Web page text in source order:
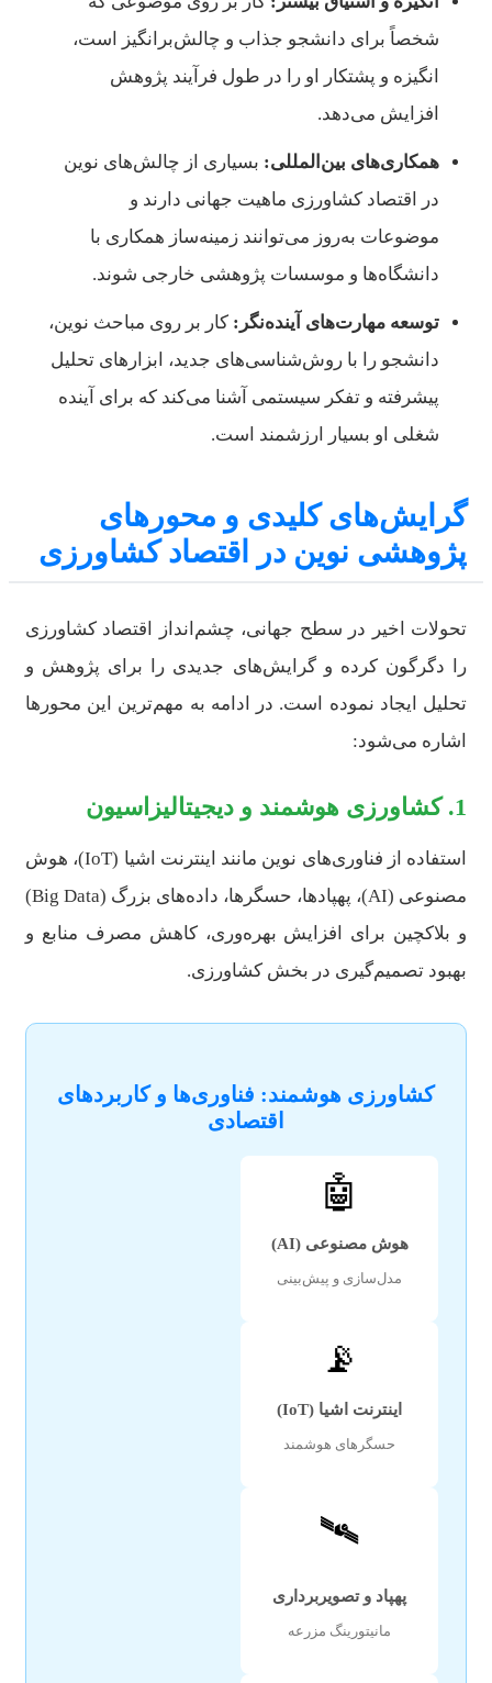
شخصاً برای دانشجو جذاب و چالش‌برانگیز است،
انگیزه و پشتکار او را در طول فرآیند پژوهش
افزایش می‌دهد.
همکاری‌های بین‌المللی: بسیاری از چالش‌های نوین
در اقتصاد کشاورزی ماهیت جهانی دارند و
موضوعات به‌روز می‌توانند زمینه‌ساز همکاری با
دانشگاه‌ها و موسسات پژوهشی خارجی شوند.
توسعه مهارت‌های آینده‌نگر: کار بر روی مباحث نوین،
دانشجو را با روش‌شناسی‌های جدید، ابزارهای تحلیل
پیشرفته و تفکر سیستمی آشنا می‌کند که برای آینده
شغلی او بسیار ارزشمند است.
گرایش‌های کلیدی و محورهای
پژوهشی نوین در اقتصاد کشاورزی
تحولات اخیر در سطح جهانی، چشم‌انداز اقتصاد کشاورزی
را دگرگون کرده و گرایش‌های جدیدی را برای پژوهش و
تحلیل ایجاد نموده است. در ادامه به مهم‌ترین این محورها
اشاره می‌شود:
1. کشاورزی هوشمند و دیجیتالیزاسیون
استفاده از فناوری‌های نوین مانند اینترنت اشیا (IoT)، هوش
مصنوعی (AI)، پهپادها، حسگرها، داده‌های بزرگ (Big Data)
و بلاکچین برای افزایش بهره‌وری، کاهش مصرف منابع و
بهبود تصمیم‌گیری در بخش کشاورزی.
کشاورزی هوشمند: فناوری‌ها و کاربردهای
اقتصادی
🤖
هوش مصنوعی (AI)
مدل‌سازی و پیش‌بینی
📡
اینترنت اشیا (IoT)
حسگرهای هوشمند
🛰️
پهپاد و تصویربرداری
مانیتورینگ مزرعه